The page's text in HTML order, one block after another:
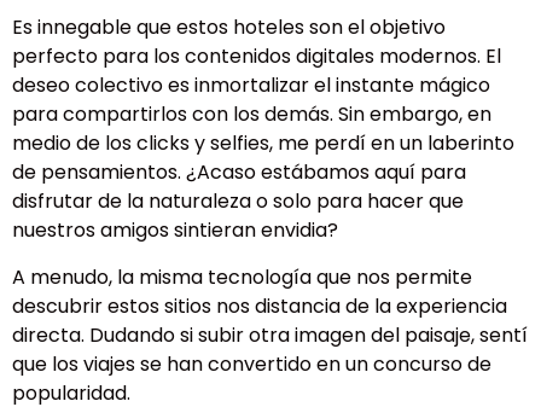
Es innegable que estos hoteles son el objetivo
perfecto para los contenidos digitales modernos. El
deseo colectivo es inmortalizar el instante mágico
para compartirlos con los demás. Sin embargo, en
medio de los clicks y selfies, me perdí en un laberinto
de pensamientos. ¿Acaso estábamos aquí para
disfrutar de la naturaleza o solo para hacer que
nuestros amigos sintieran envidia?
A menudo, la misma tecnología que nos permite
descubrir estos sitios nos distancia de la experiencia
directa. Dudando si subir otra imagen del paisaje, sentí
que los viajes se han convertido en un concurso de
popularidad.